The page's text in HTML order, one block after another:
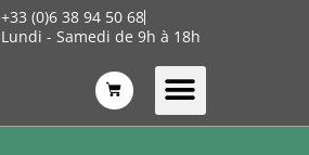
+33 (0)6 38 94 50 68
Lundi - Samedi de 9h à 18h